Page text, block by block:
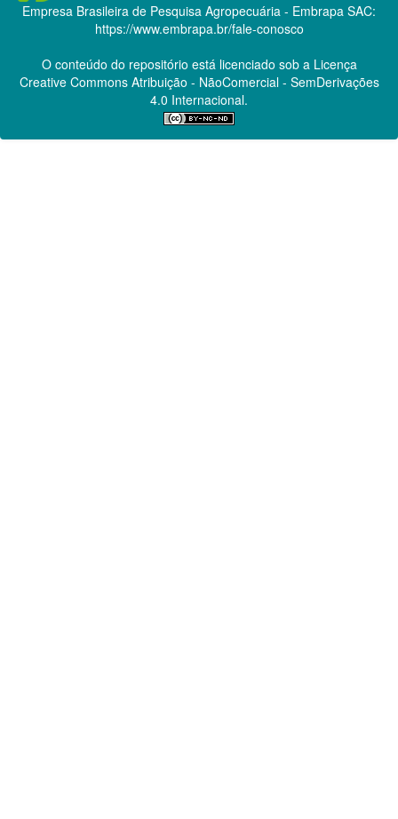
Empresa Brasileira de Pesquisa Agropecuária - Embrapa SAC:
https://www.embrapa.br/fale-conosco
O conteúdo do repositório está licenciado sob a Licença
Creative CommonsAtribuição - NãoComercial - SemDerivações
4.0 Internacional.